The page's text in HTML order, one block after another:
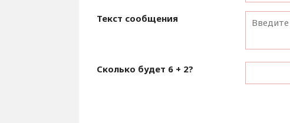
Текст сообщения
Сколько будет 6 + 2?